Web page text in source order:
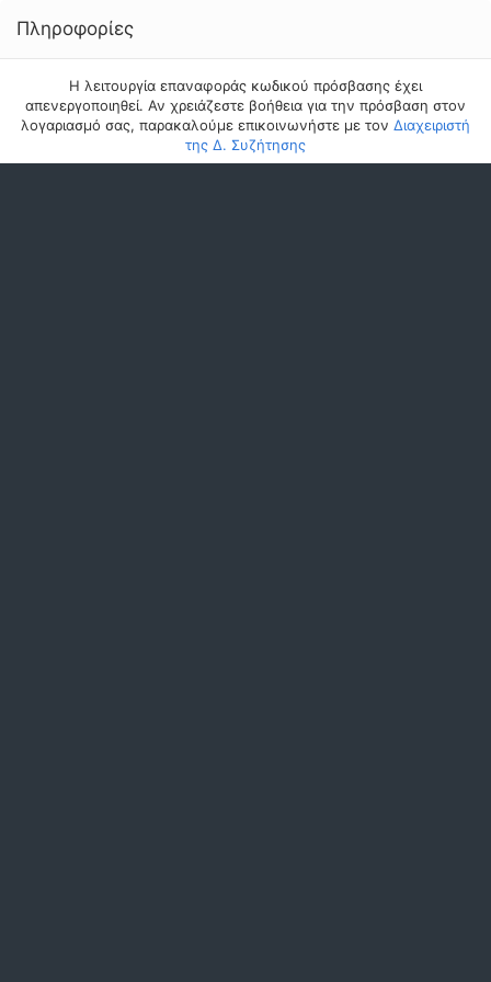
Πληροφορίες
Η λειτουργία επαναφοράς κωδικού πρόσβασης έχει
απενεργοποιηθεί. Αν χρειάζεστε βοήθεια για την πρόσβαση στον
λογαριασμό σας, παρακαλούμε επικοινωνήστε με τον Διαχειριστή
της Δ. Συζήτησης